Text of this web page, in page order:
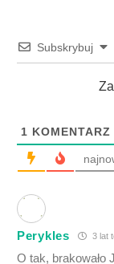
Subskrybuj
1 KOMENTARZ
Perykles 3 lat
O tak, brakowało